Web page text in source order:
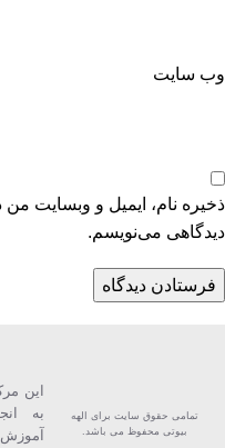
وب‌ سایت
ذخیره نام، ایمیل و وبسایت
دیدگاهی می‌نویسم.
تمامی حقوق سایت برای الهه
بیوتی محفوظ می باشد.
این
به